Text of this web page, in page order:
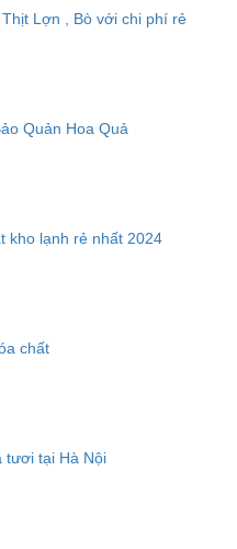
Lợn , Bò với chi phí rẻ
Quản Hoa Quả
kho lạnh rẻ nhất 2024
chất
tươi tại Hà Nội